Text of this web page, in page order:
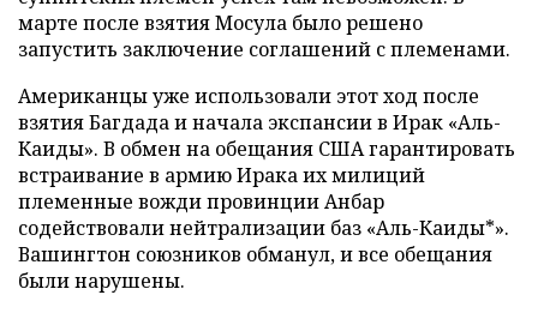
марте после взятия Мосула было решено
запустить заключение соглашений с племенами.
Американцы уже использовали этот ход после
взятия Багдада и начала экспансии в Ирак «Аль-
Каиды». В обмен на обещания США гарантировать
встраивание в армию Ирака их милиций
племенные вожди провинции Анбар
содействовали нейтрализации баз «Аль-Каиды*».
Вашингтон союзников обманул, и все обещания
были нарушены.